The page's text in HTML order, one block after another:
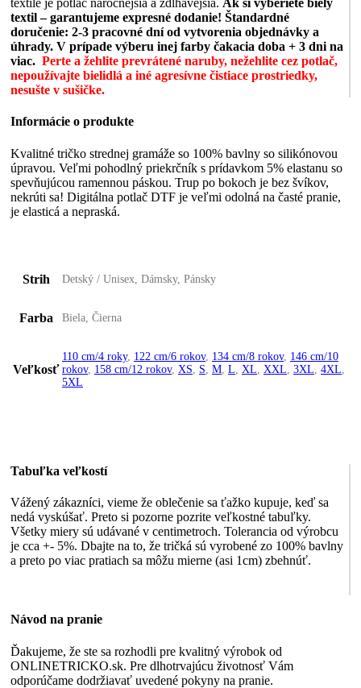
textile je potlač náročnejšia a zdĺhavejšia. Ak si vyberiete biely
textil – garantujeme expresné dodanie! Štandardné
doručenie: 2-3 pracovné dní od vytvorenia objednávky a
úhrady. V prípade výberu inej farby čakacia doba + 3 dni na
viac. Perte a žehlite prevrátené naruby, nežehlite cez potlač,
nepoužívajte bielidlá a iné agresívne čistiace prostriedky,
nesušte v sušičke.
Informácie o produkte
Kvalitné tričko strednej gramáže so 100% bavlny so silikónovou
úpravou. Veľmi pohodlný priekrčník s prídavkom 5% elastanu so
spevňujúcou ramennou páskou. Trup po bokoch je bez švíkov,
nekrúti sa! Digitálna potlač DTF je veľmi odolná na časté pranie,
je elasticá a nepraská.
Strih Detský / Unisex, Dámsky, Pánsky
Farba Biela, Čierna
Veľkosť
110 cm/4 roky, 122 cm/6 rokov, 134 cm/8 rokov, 146 cm/10
rokov, 158 cm/12 rokov, XS S M L XL XXL 3XL 4XL
5XL
Tabuľka veľkostí
Vážený zákazníci, vieme že oblečenie sa ťažko kupuje, keď sa
nedá vyskúšať. Preto si pozorne pozrite veľkostné tabuľky.
Všetky miery sú udávané v centimetroch. Tolerancia od výrobcu
je cca +- 5%. Dbajte na to, že tričká sú vyrobené zo 100% bavlny
a preto po viac pratiach sa môžu mierne (asi 1cm) zbehnúť.
Návod na pranie
Ďakujeme, že ste sa rozhodli pre kvalitný výrobok od
ONLINETRICKO.sk. Pre dlhotrvajúcu životnosť Vám
odporúčame dodržiavať uvedené pokyny na pranie.